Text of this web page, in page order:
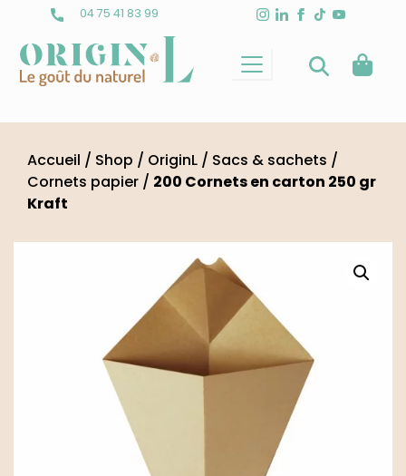
content
04 75 41 83 99
Accueil / Shop / OriginL / Sacs & sachets /
Cornets papier / 200 Cornets en carton 250 gr
Kraft